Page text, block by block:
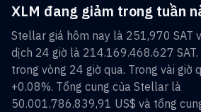
XLM đang giảm trong tuần
Stellar giá hôm nay là 251,970 SAT
dịch 24 giờ là 214.169.468.627 SAT.
trong vòng 24 giờ qua. Trong vài giờ
+0.08%. Tổng cung của Stellar là
50.001.786.839,91 US$ và tổng